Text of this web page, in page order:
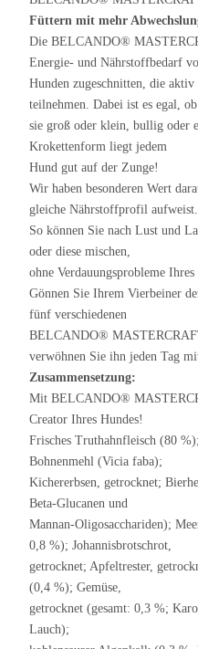
Füttern mit mehr
Die BELCANDO®
Energie- und Nährstoffbedarf
Hunden zugeschnitten, die
teilnehmen. Dabei ist es egal, ob
sie groß oder klein, bullig oder
Krokettenform liegt jedem
Hund gut auf der Zunge!
Wir haben besonderen Wert
gleiche Nährstoffprofil aufweist.
So können Sie nach Lust und
oder diese mischen,
ohne Verdauungsprobleme
Gönnen Sie Ihrem Vierbeiner
fünf verschiedenen
BELCANDO®
verwöhnen Sie ihn jeden Tag
Zusammensetzung:
Mit BELCANDO®
Creator Ihres Hundes!
Frisches Truthahnfleisch (80
Bohnenmehl (Vicia faba);
Kichererbsen, getrocknet;
Beta-Glucanen und
Mannan-Oligosacchariden);
0,8 %); Johannisbrotschrot,
getrocknet; Apfeltrester,
(0,4 %); Gemüse,
getrocknet (gesamt: 0,3 %;
Lauch);